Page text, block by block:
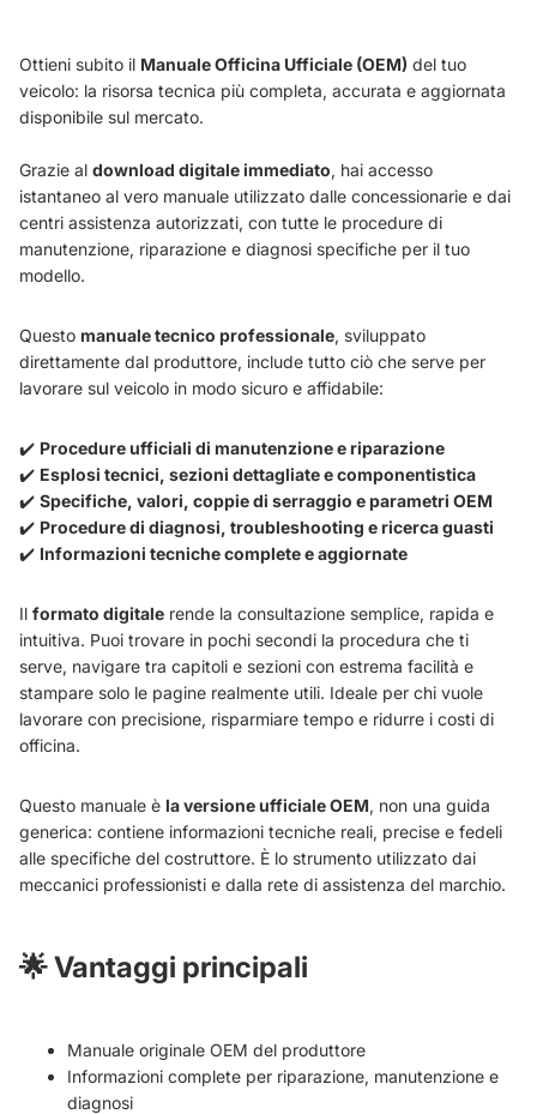
Ottieni subito il Manuale Officina Ufficiale (OEM) del tuo
veicolo: la risorsa tecnica più completa, accurata e aggiornata
disponibile sul mercato.
Grazie al download digitale immediato, hai accesso
istantaneo al vero manuale utilizzato dalle concessionarie e dai
centri assistenza autorizzati, con tutte le procedure di
manutenzione, riparazione e diagnosi specifiche per il tuo
modello.
Questo manuale tecnico professionale, sviluppato
direttamente dal produttore, include tutto ciò che serve per
lavorare sul veicolo in modo sicuro e affidabile:
✔️ Procedure ufficiali di manutenzione e riparazione
✔️ Esplosi tecnici, sezioni dettagliate e componentistica
✔️ Specifiche, valori, coppie di serraggio e parametri OEM
✔️ Procedure di diagnosi, troubleshooting e ricerca guasti
✔️ Informazioni tecniche complete e aggiornate
Il formato digitale rende la consultazione semplice, rapida e
intuitiva. Puoi trovare in pochi secondi la procedura che ti
serve, navigare tra capitoli e sezioni con estrema facilità e
stampare solo le pagine realmente utili. Ideale per chi vuole
lavorare con precisione, risparmiare tempo e ridurre i costi di
officina.
Questo manuale è la versione ufficiale OEM, non una guida
generica: contiene informazioni tecniche reali, precise e fedeli
alle specifiche del costruttore. È lo strumento utilizzato dai
meccanici professionisti e dalla rete di assistenza del marchio.
🌟Vantaggi principali
Manuale originale OEM del produttore
Informazioni complete per riparazione, manutenzione e
diagnosi